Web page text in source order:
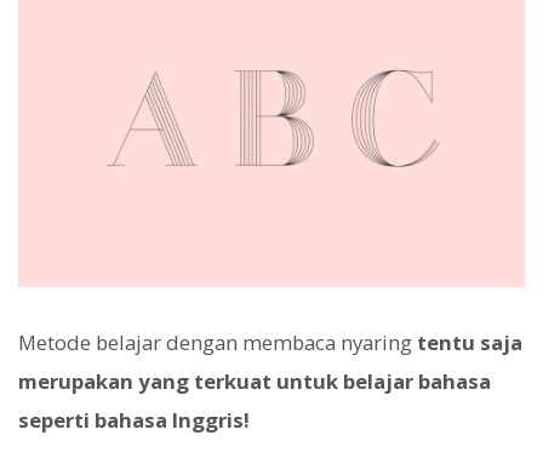
Metode belajar dengan membaca nyaring tentu saja
merupakan yang terkuat untuk belajar bahasa
seperti bahasa Inggris!